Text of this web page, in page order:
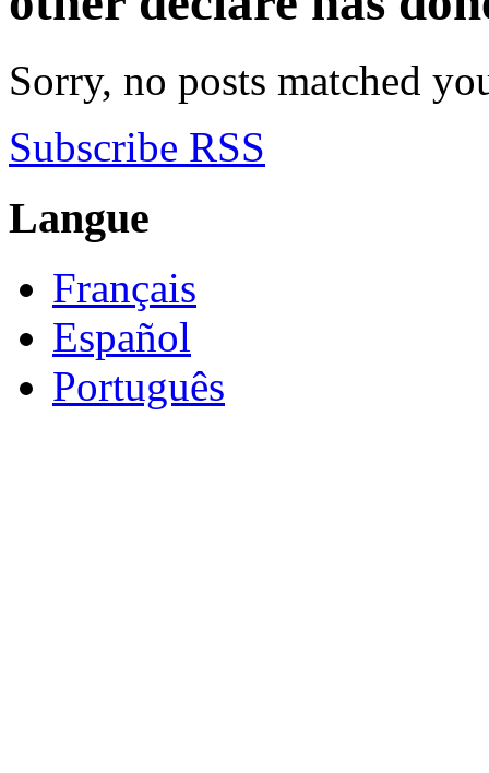
Sorry, no posts matched
Subscribe RSS
Langue
Français
Español
Português